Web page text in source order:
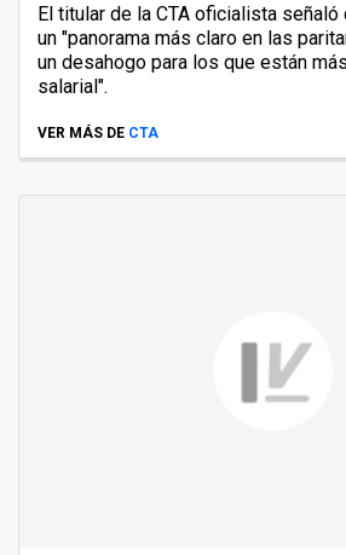
El titular de la CTA oficialista
un "panorama más claro en las
un desahogo para los que están
salarial".
VER MÁS DE CTA